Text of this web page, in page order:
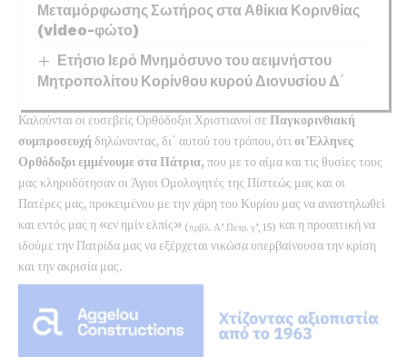
Μεταμόρφωσης Σωτήρος στα Αθίκια Κορινθίας
(video-φώτο)
Ετήσιο Ιερό Μνημόσυνο του αειμνήστου
Μητροπολίτου Κορίνθου κυρού Διονυσίου Δ΄
Καλούνται οι ευσεβείς Ορθόδοξοι Χριστιανοί σε Παγκορινθιακή
συμπροσευχή δηλώνοντας, δι᾿ αυτού του τρόπου, ότιοι Έλληνες
Ορθόδοξοι εμμένουμε στα Πάτρια, που με το αίμα και τις θυσίες τους
μας κληροδότησαν οι Άγιοι Ομολογητές της Πίστεώς μας και οι
Πατέρες μας, προκειμένου με την χάρη του Κυρίου μας να αναστηλωθεί
και εντός μας η «εν ημίν ελπίς» (πρβλ. Α’ Πετρ. γ’, 15) και η προοπτική να
ιδούμε την Πατρίδα μας να εξέρχεται νικώσα υπερβαίνουσα την κρίση
και την ακρισία μας.